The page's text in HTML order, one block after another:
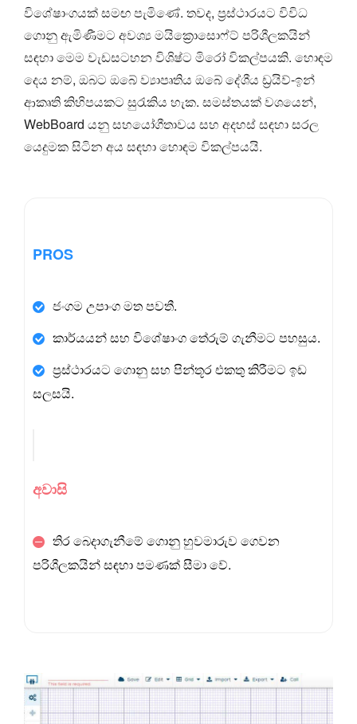
විශේෂාංගයක් සමඟ පැමිණේ. තවද, ප්‍රස්ථාරයට විවිධ
ගොනු ඇමිණීමට අවශ්‍ය මයික්‍රොසොෆ්ට් පරිශීලකයින්
සඳහා මෙම වැඩසටහන විශිෂ්ට මිරෝ විකල්පයකි. හොඳම
දෙය නම්, ඔබට ඔබේ ව්‍යාපෘතිය ඔබේ දේශීය ඩ්‍රයිව්-ඉන්
ආකෘති කිහිපයකට සුරැකිය හැක. සමස්තයක් වශයෙන්,
WebBoard යනු සහයෝගීතාවය සහ අදහස් සඳහා සරල
යෙදුමක සිටින අය සඳහා හොඳම විකල්පයයි.
PROS
ජංගම උපාංග මත පවතී.
කාර්යයන් සහ විශේෂාංග තේරුම් ගැනීමට පහසුය.
ප්‍රස්ථාරයට ගොනු සහ පින්තූර එකතු කිරීමට ඉඩ
සලසයි.
අවාසි
තිර බෙදාගැනීමේ ගොනු හුවමාරුව ගෙවන
පරිශීලකයින් සඳහා පමණක් සීමා වේ.